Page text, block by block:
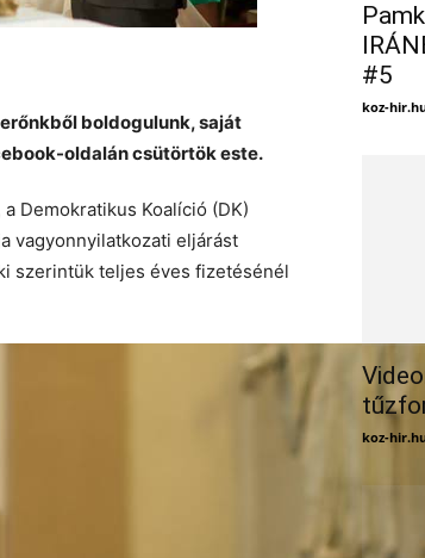
boldogulunk, saját
oldalán csütörtök este.
Demokratikus Koalíció (DK)
vagyonnyilatkozati eljárást
szerintük teljes éves fizetésénél
#5
koz-
koz-